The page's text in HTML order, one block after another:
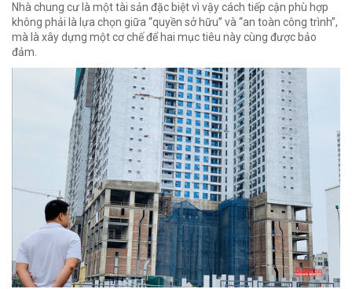
Nhà chung cư là một tài sản đặc biệt vì vậy cách tiếp cận phù hợp
không phải là lựa chọn giữa “quyền sở hữu” và “an toàn công trình”,
mà là xây dựng một cơ chế để hai mục tiêu này cùng được bảo
đảm.